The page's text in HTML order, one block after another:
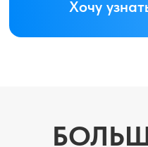
свои деньги- с
1000 ₽ и без